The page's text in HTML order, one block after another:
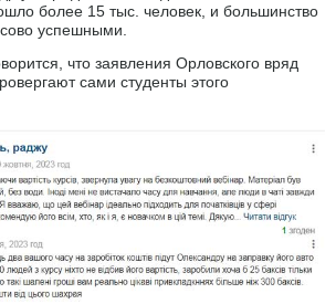
более 15 тыс. человек, и большинство
успешными.
что заявления Орловского вряд
сами студенты этого